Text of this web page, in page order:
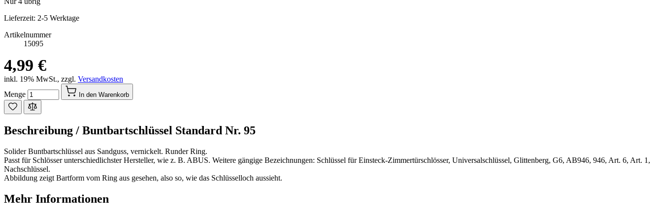
Lieferzeit: 2-5 Werktage
Artikelnummer
15095
4,99 €
inkl. 19% MwSt., zzgl. Versandkosten
Menge
In den Warenkorb
Beschreibung / Buntbartschlüssel Standard Nr. 95
Solider Buntbartschlüssel aus Sandguss, vernickelt. Runder Ring.
Passt für Schlösser unterschiedlichster Hersteller, wie z. B. ABUS. Weitere gängige Bezeichnungen: Schlüssel für Einsteck-Zimmertürschlösser, Universalschlüssel, Glittenberg, G6, AB946, 946, Art. 6, Art. 1,
Nachschlüssel.
Abbildung zeigt Bartform vom Ring aus gesehen, also so, wie das Schlüsselloch aussieht.
Mehr Informationen